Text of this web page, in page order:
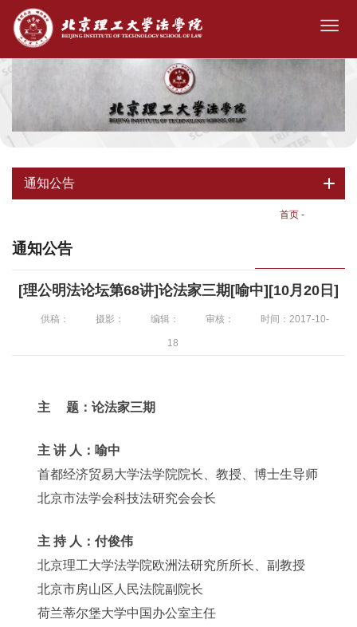
通知公告
首页 -
通知公告
[理公明法论坛第68讲]论法家三期[喻中][10月20日]
供稿： 摄影： 编辑： 审核： 时间：2017-10-
18
主 题：论法家三期
主 讲 人：喻中
首都经济贸易大学法学院院长、教授、博士生导师
北京市法学会科技法研究会会长
主 持 人：付俊伟
北京理工大学法学院欧洲法研究所所长、副教授
北京市房山区人民法院副院长
荷兰蒂尔堡大学中国办公室主任